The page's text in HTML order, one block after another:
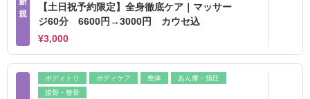
規
【土日祝予約限定】全身徹底ケア｜マッサー
ジ60分 6600円→3000円 カウセ込
¥3,000
ボディトリ ボディケア 整体
あん摩・指圧
接骨・整骨